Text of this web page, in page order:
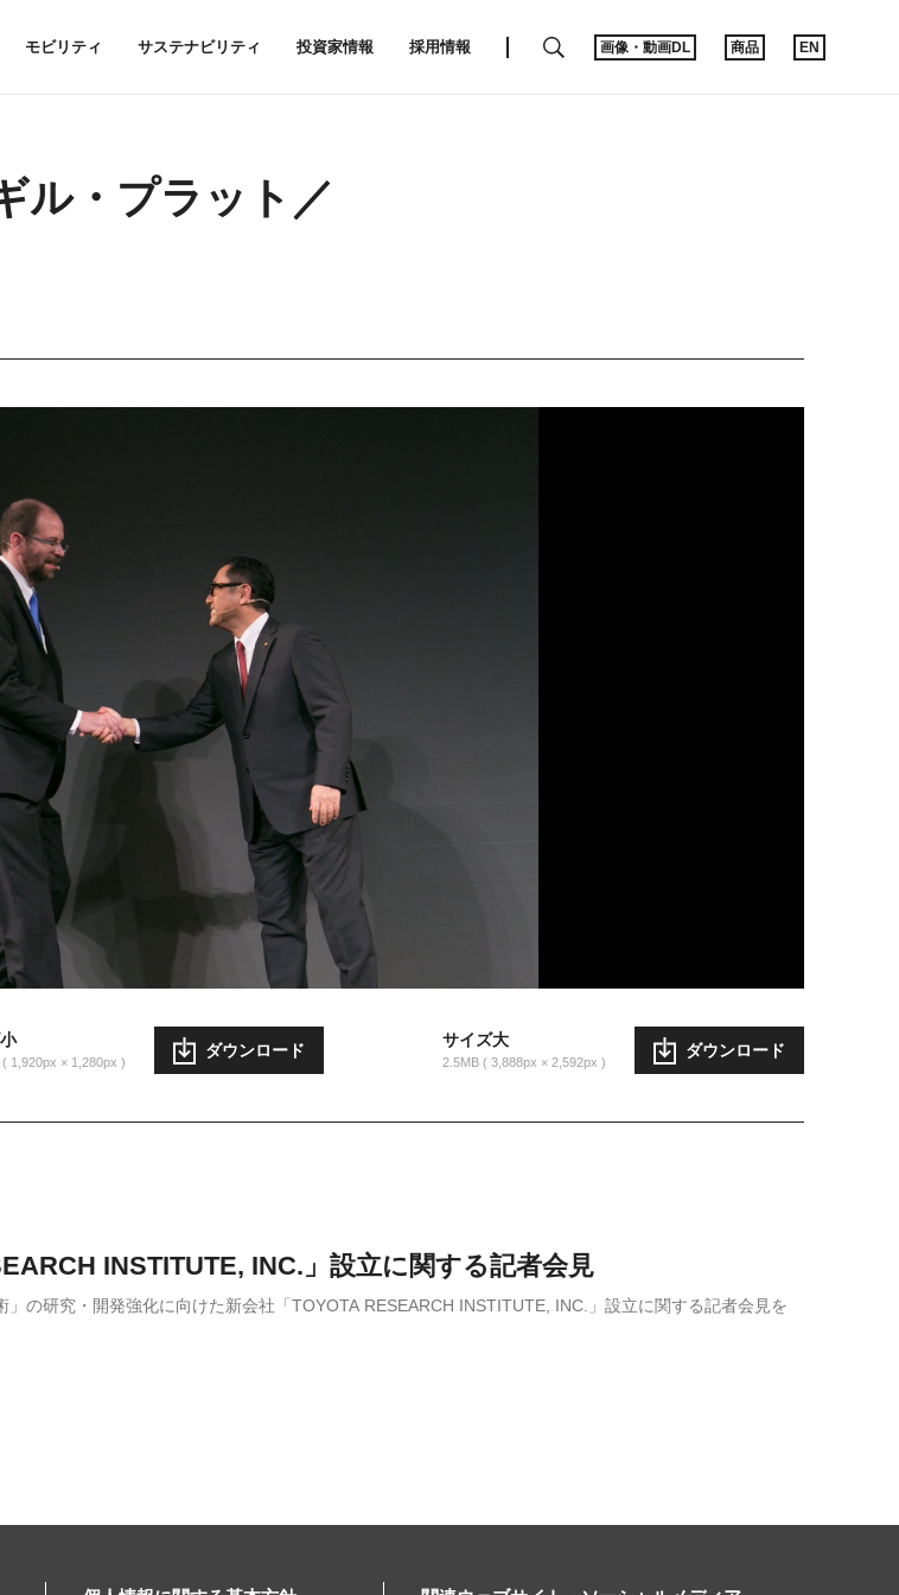
モビリティ サステナビリティ 投資家情報 採用情報 SEARCH画像・動画DL 商品 EN
ル・プラット／
1,920px × 1,280px
ダウンロード
サイズ大
2.5MB 3,888px × 2,592px
ダウンロード
INSTITUTE, INC.」設立に関する記者会見
」の研究・開発強化に向けた新会社「TOYOTA RESEARCH INSTITUTE, INC.」設立に関する記者会見を